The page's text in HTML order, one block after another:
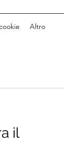
Altro
il